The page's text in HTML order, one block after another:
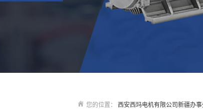
您的位置： 西安西玛电机有限公司新疆办事